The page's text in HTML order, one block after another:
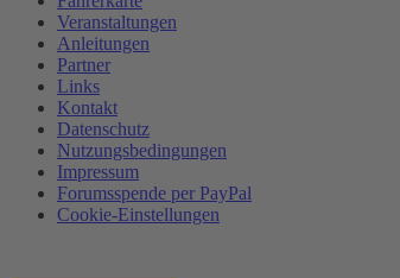
Veranstaltungen
Anleitungen
Partner
Links
Kontakt
Datenschutz
Nutzungsbedingungen
Impressum
Forumsspende per PayPal
Cookie-Einstellungen